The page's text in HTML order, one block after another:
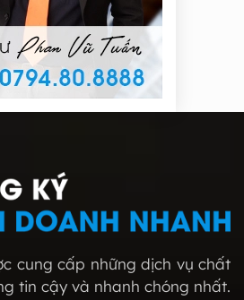
cung cấp những dịch vụ chất
tin cậy và nhanh chóng nhất.